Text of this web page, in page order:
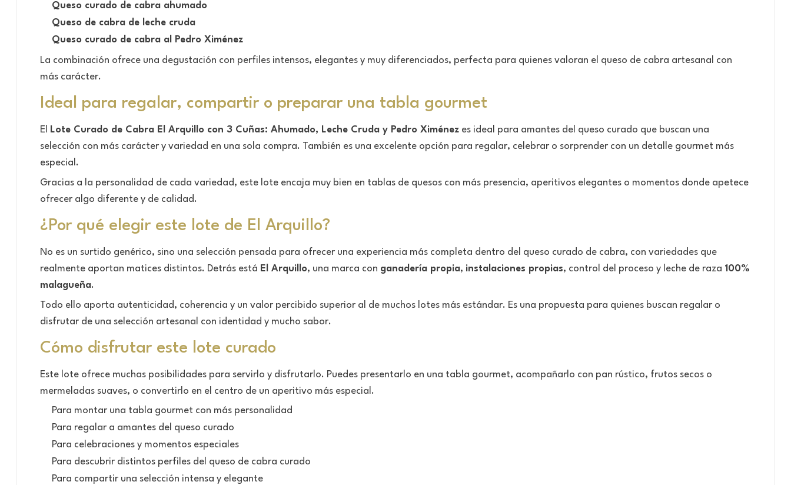
Queso curado de cabra ahumado
Queso de cabra de leche cruda
Queso curado de cabra al Pedro Ximénez
La combinación ofrece una degustación con perfiles intensos, elegantes y muy diferenciados, perfecta para quienes valoran el queso de cabra artesanal con
más carácter.
Ideal para regalar, compartir o preparar una tabla gourmet
El Lote Curado de Cabra El Arquillo con 3 Cuñas: Ahumado, Leche Cruda y Pedro Ximénez es ideal para amantes del queso curado que buscan una
selección con más carácter y variedad en una sola compra. También es una excelente opción para regalar, celebrar o sorprender con un detalle gourmet más
especial.
Gracias a la personalidad de cada variedad, este lote encaja muy bien en tablas de quesos con más presencia, aperitivos elegantes o momentos donde apetece
ofrecer algo diferente y de calidad.
¿Por qué elegir este lote de El Arquillo?
No es un surtido genérico, sino una selección pensada para ofrecer una experiencia más completa dentro del queso curado de cabra, con variedades que
realmente aportan matices distintos. Detrás está El Arquillo, una marca con ganadería propia, instalaciones propias, control del proceso y leche de raza 100%
malagueña.
Todo ello aporta autenticidad, coherencia y un valor percibido superior al de muchos lotes más estándar. Es una propuesta para quienes buscan regalar o
disfrutar de una selección artesanal con identidad y mucho sabor.
Cómo disfrutar este lote curado
Este lote ofrece muchas posibilidades para servirlo y disfrutarlo. Puedes presentarlo en una tabla gourmet, acompañarlo con pan rústico, frutos secos o
mermeladas suaves, o convertirlo en el centro de un aperitivo más especial.
Para montar una tabla gourmet con más personalidad
Para regalar a amantes del queso curado
Para celebraciones y momentos especiales
Para descubrir distintos perfiles del queso de cabra curado
Para compartir una selección intensa y elegante